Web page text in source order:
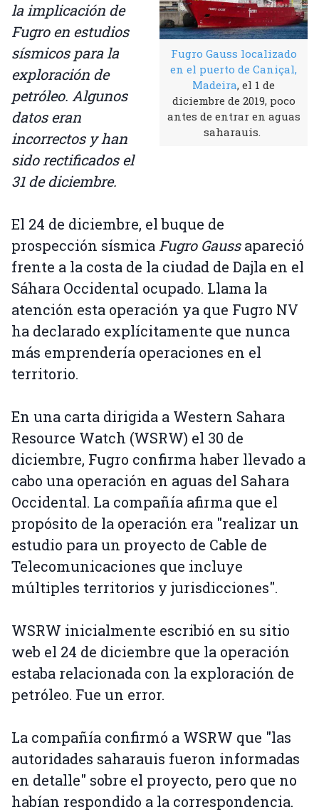
Fugro Gauss localizado
en el puerto de Caniçal,
Madeira, el 1 de
diciembre de 2019, poco
antes de entrar en aguas
saharauis.
la implicación de
Fugro en estudios
sísmicos para la
exploración de
petróleo. Algunos
datos eran
incorrectos y han
sido rectificados el
31 de diciembre.
El 24 de diciembre, el buque de
prospección sísmica Fugro Gaussapareció
frente a la costa de la ciudad de Dajla en el
Sáhara Occidental ocupado. Llama la
atención esta operación ya que Fugro NV
ha declarado explícitamente que nunca
más emprendería operaciones en el
territorio.
En una carta dirigida a Western Sahara
Resource Watch (WSRW) el 30 de
diciembre, Fugro confirma haber llevado a
cabo una operación en aguas del Sahara
Occidental. La compañía afirma que el
propósito de la operación era "realizar un
estudio para un proyecto de Cable de
Telecomunicaciones que incluye
múltiples territorios y jurisdicciones".
WSRW inicialmente escribió en su sitio
web el 24 de diciembre que la operación
estaba relacionada con la exploración de
petróleo. Fue un error.
La compañía confirmó a WSRW que "las
autoridades saharauis fueron informadas
en detalle" sobre el proyecto, pero que no
habían respondido a la correspondencia.